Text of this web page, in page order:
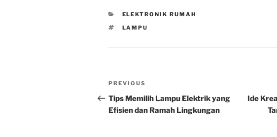
CATEGORIES
ELEKTRONIK RUMAH
TAGS
LAMPU
Post
navigation
Previous
Post
PREVIOUS
Tips Memilih Lampu Elektrik yang
Efisien dan Ramah Lingkungan
Ide